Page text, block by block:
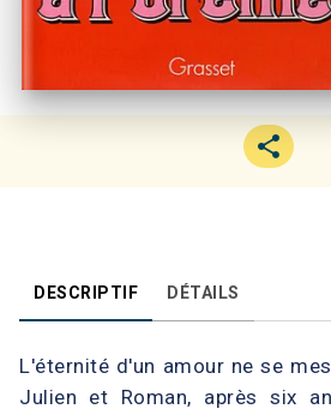
DESCRIPTIF DÉTAILS
L'éternité d'un amour ne se
Julien et Roman, après six